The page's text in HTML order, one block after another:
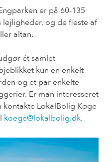
er på 60-135
og de fleste af
altan.
ét samlet
kun en enkelt
og et par enkelte
Er man interesseret
kontakte LokalBolig Køge
koege@lokalbolig.dk.